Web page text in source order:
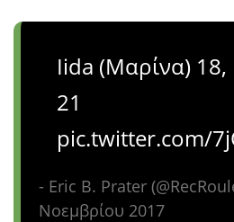
Iida (Μαρίνα) 18,
21
pic.twitter.com/
- Eric B. Prater
Νοεμβρίου 2017